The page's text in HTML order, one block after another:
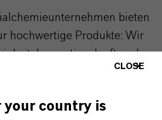
bieten
hochwertige Produkte: Wir
Innovationskraft und
Im Mittelpunkt
jedoch Sie: unsere
profitieren von
CLOSE
your country is